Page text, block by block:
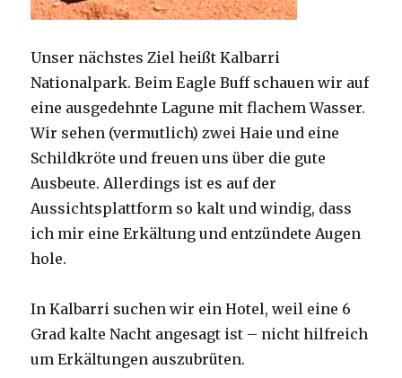
Unser nächstes Ziel heißt Kalbarri
Nationalpark. Beim Eagle Buff schauen wir auf
eine ausgedehnte Lagune mit flachem Wasser.
Wir sehen (vermutlich) zwei Haie und eine
Schildkröte und freuen uns über die gute
Ausbeute. Allerdings ist es auf der
Aussichtsplattform so kalt und windig, dass
ich mir eine Erkältung und entzündete Augen
hole.
In Kalbarri suchen wir ein Hotel, weil eine 6
Grad kalte Nacht angesagt ist – nicht hilfreich
um Erkältungen auszubrüten.